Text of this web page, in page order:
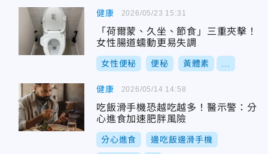
健康
「荷爾蒙、久坐、節食」三重夾擊！
女性腸道蠕動更易失調
女性便秘 便秘 黃體素
2026/05/23 15:31
健康
吃飯滑手機恐越吃越多！醫示警：分
心進食加速肥胖風險
分心進食 邊吃飯邊滑手機
2026/05/14 14:58